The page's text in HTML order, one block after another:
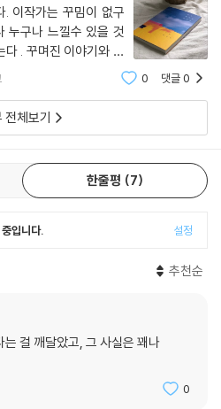
없이 쌓이고, 남겨져 있다는 걸 경험으
나 자신을 타인처럼 대하곤 했다. 전혀
나타나 내 감정을 소진시켰다.
0 댓글0
전체보기
한줄평 7
입니다. 설정
추천순
걸 깨달았고, 그 사실은 꽤나
0